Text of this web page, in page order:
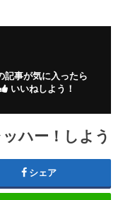
記事が気に入ったら
いいねしよう！
ハー！しよう
シェア